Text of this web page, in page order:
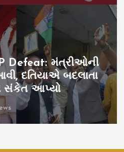
Controversy:
બાબરકોટ વિવાદ,
સરકાર